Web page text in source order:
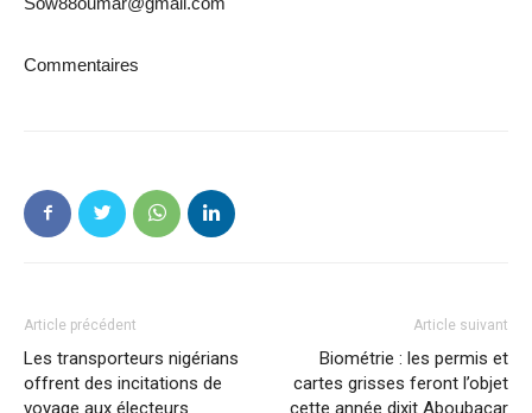
Commentaires
Article précédent
Les transporteurs nigérians
offrent des incitations de
voyage aux électeurs
Article suivant
Biométrie : les permis et
cartes grisses feront l’objet
cette année dixit Aboubacar